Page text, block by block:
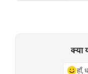
क्या
हाँ,